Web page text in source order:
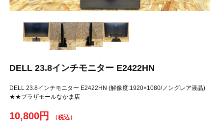
DELL 23.8インチモニター E2422HN
DELL 23.8インチモニター E2422HN (解像度:1920×1080/ノングレア液晶)
★★プラザモールなかま店
10,800円